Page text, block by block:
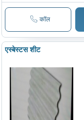
कॉल
एस्बेस्टस शीट